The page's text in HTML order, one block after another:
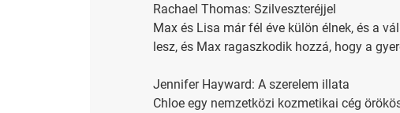
Rachael Thomas: Szilveszteréjjel
Max és Lisa már fél éve külön élnek, és a
lesz, és Max ragaszkodik hozzá, hogy a
Jennifer Hayward: A szerelem illata
Chloe egy nemzetközi kozmetikai cég